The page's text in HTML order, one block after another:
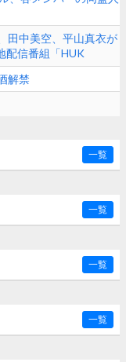
田中美空、平山真衣が
配信番組「HUK
解禁
一覧
一覧
一覧
一覧